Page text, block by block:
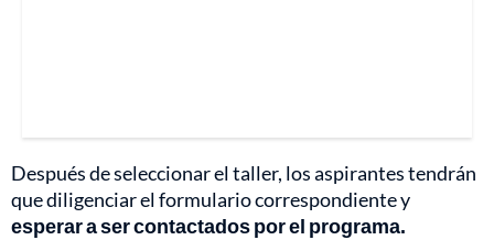
Después de seleccionar el taller, los aspirantes tendrán
que diligenciar el formulario correspondiente y
esperar a ser contactados por el programa.